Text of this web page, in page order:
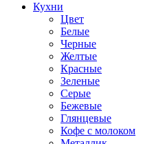
Кухни
Цвет
Белые
Черные
Желтые
Красные
Зеленые
Серые
Бежевые
Глянцевые
Кофе с молоком